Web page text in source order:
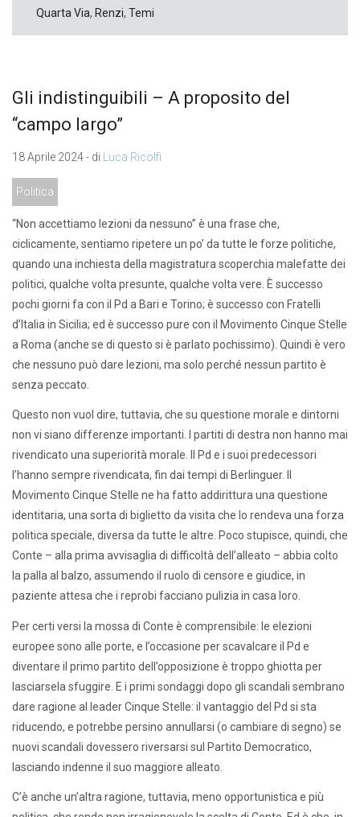
Quarta Via, Renzi, Temi
Gli indistinguibili – A proposito del
“campo largo”
18 Aprile 2024 - di Luca Ricolfi
Politica
“Non accettiamo lezioni da nessuno” è una frase che,
ciclicamente, sentiamo ripetere un po’ da tutte le forze politiche,
quando una inchiesta della magistratura scoperchia malefatte dei
politici, qualche volta presunte, qualche volta vere. È successo
pochi giorni fa con il Pd a Bari e Torino; è successo con Fratelli
d’Italia in Sicilia; ed è successo pure con il Movimento Cinque Stelle
a Roma (anche se di questo si è parlato pochissimo). Quindi è vero
che nessuno può dare lezioni, ma solo perché nessun partito è
senza peccato.
Questo non vuol dire, tuttavia, che su questione morale e dintorni
non vi siano differenze importanti. I partiti di destra non hanno mai
rivendicato una superiorità morale. Il Pd e i suoi predecessori
l’hanno sempre rivendicata, fin dai tempi di Berlinguer. Il
Movimento Cinque Stelle ne ha fatto addirittura una questione
identitaria, una sorta di biglietto da visita che lo rendeva una forza
politica speciale, diversa da tutte le altre. Poco stupisce, quindi, che
Conte – alla prima avvisaglia di difficoltà dell’alleato – abbia colto
la palla al balzo, assumendo il ruolo di censore e giudice, in
paziente attesa che i reprobi facciano pulizia in casa loro.
Per certi versi la mossa di Conte è comprensibile: le elezioni
europee sono alle porte, e l’occasione per scavalcare il Pd e
diventare il primo partito dell’opposizione è troppo ghiotta per
lasciarsela sfuggire. E i primi sondaggi dopo gli scandali sembrano
dare ragione al leader Cinque Stelle: il vantaggio del Pd si sta
riducendo, e potrebbe persino annullarsi (o cambiare di segno) se
nuovi scandali dovessero riversarsi sul Partito Democratico,
lasciando indenne il suo maggiore alleato.
C’è anche un’altra ragione, tuttavia, meno opportunistica e più